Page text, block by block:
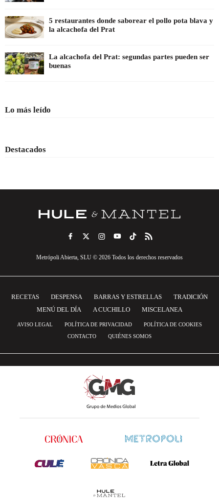
5 restaurantes donde saborear el pollo pota blava y
la alcachofa del Prat
La alcachofa del Prat: segundas partes pueden ser
buenas
Lo más leído
Destacados
Metrópoli Abierta, SLU © 2026 Todos los derechos reservados
RECETAS DESPENSA BARRAS Y ESTRELLAS
TRADICIÓN
MENÚ DEL DÍA
A CUCHILLO MISCELANEA
AVISO LEGAL POLÍTICA DE PRIVACIDAD
POLÍTICA DE COOKIES
CONTACTO
QUIÉNES SOMOS